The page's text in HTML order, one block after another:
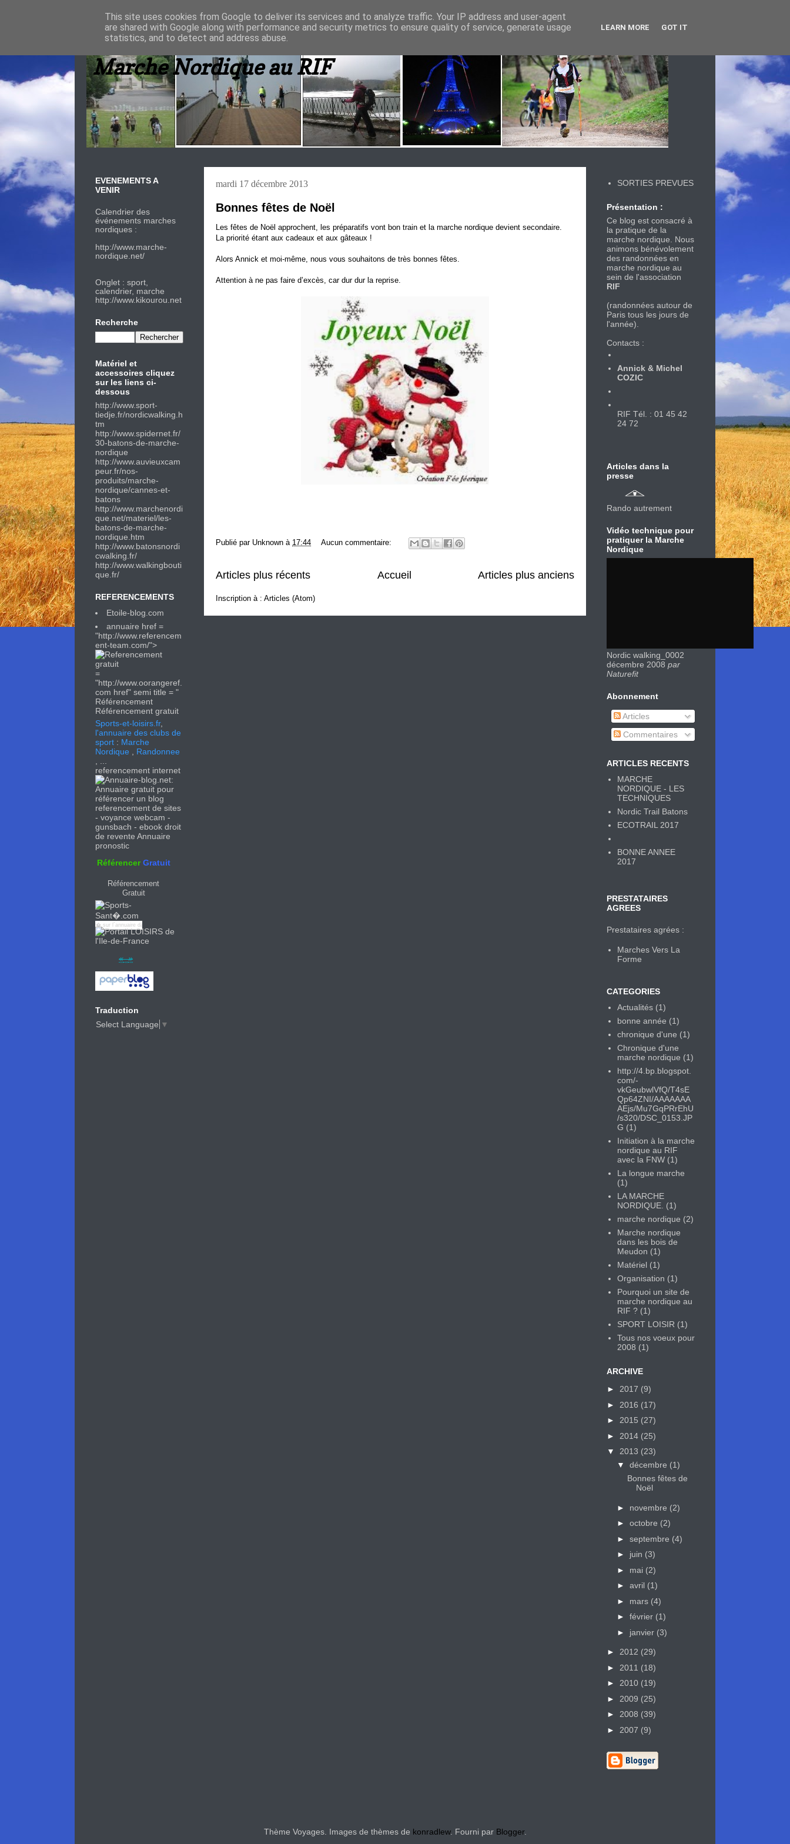
Marche Nordique au RIF
mardi 17 décembre 2013
Bonnes fêtes de Noël
Les fêtes de Noël approchent, les préparatifs vont bon train et la marche nordique devient secondaire.
La priorité étant aux cadeaux et aux gâteaux !
Alors Annick et moi-même, nous vous souhaitons de très bonnes fêtes.
Attention à ne pas faire d’excès, car dur dur la reprise.
Publié par Unknown à 17:44 Aucun commentaire:
Articles plus récents Articles plus anciens
Accueil
Inscription à : Articles (Atom)
EVENEMENTS A
VENIR
Calendrier des
événements marches
nordiques :
http://www.marche-
nordique.net/
Onglet : sport,
calendrier, marche
http://www.kikourou.net
Recherche
Matériel et
accessoires cliquez
sur les liens ci-
dessous
http://www.sport-
tiedje.fr/nordicwalking.h
tm
http://www.spidernet.fr/
30-batons-de-marche-
nordique
http://www.auvieuxcam
peur.fr/nos-
produits/marche-
nordique/cannes-et-
batons
http://www.marchenordi
que.net/materiel/les-
batons-de-marche-
nordique.htm
http://www.batonsnordi
cwalking.fr/
http://www.walkingbouti
que.fr/
REFERENCEMENTS
Etoile-blog.com
annuaire href =
"http://www.referencem
ent-team.com/">
=
"http://www.oorangeref.
com href" semi title = "
Référencement
Référencement gratuit
Sports-et-loisirs.fr,
l'annuaire des clubs de
sport : Marche
Nordique
Randonnee
referencement internet
referencement de sites
- voyance webcam -
gunsbach - ebook droit
de revente Annuaire
pronostic
Référencer Gratuit
Référencement
Gratuit
Ce site est enregistr� sur l´annuaire dans la cat�gorie >
Traduction
Select Language ▼
SORTIES PREVUES
Présentation :
Ce blog est consacré à
la pratique de la
marche nordique. Nous
animons bénévolement
des randonnées en
marche nordique au
sein de l'association
RIF
(randonnées autour de
Paris tous les jours de
l'année).
Contacts :
Annick & Michel
COZIC
RIF Tél. : 01 45 42
24 72
Articles dans la
presse
Rando autrement
Vidéo technique pour
pratiquer la Marche
Nordique
Nordic walking_0002
décembre 2008 par
Naturefit
Abonnement
Articles
Commentaires
ARTICLES RECENTS
MARCHE
NORDIQUE - LES
TECHNIQUES
Nordic Trail Batons
ECOTRAIL 2017
BONNE ANNEE
2017
PRESTATAIRES
AGREES
Prestataires agrées :
Marches Vers La
Forme
CATEGORIES
Actualités (1)
bonne année (1)
chronique d'une (1)
Chronique d'une
marche nordique (1)
http://4.bp.blogspot.
com/-
vkGeubwlVfQ/T4sE
Qp64ZNI/AAAAAAA
AEjs/Mu7GqPRrEhU
/s320/DSC_0153.JP
G (1)
Initiation à la marche
nordique au RIF
avec la FNW (1)
La longue marche
(1)
LA MARCHE
NORDIQUE. (1)
marche nordique (2)
Marche nordique
dans les bois de
Meudon (1)
Matériel (1)
Organisation (1)
Pourquoi un site de
marche nordique au
RIF ? (1)
SPORT LOISIR (1)
Tous nos voeux pour
2008 (1)
ARCHIVE
► 2017 (9)
► 2016 (17)
► 2015 (27)
► 2014 (25)
▼ 2013 (23)
▼ décembre (1)
Bonnes fêtes de
Noël
► novembre (2)
► octobre (2)
► septembre (4)
► juin (3)
► mai (2)
► avril (1)
► mars (4)
► février (1)
► janvier (3)
► 2012 (29)
► 2011 (18)
► 2010 (19)
► 2009 (25)
► 2008 (39)
► 2007 (9)
Thème Voyages. Images de thèmes de konradlew. Fourni par Blogger.
This site uses cookies from Google to deliver its services and to analyze traffic. Your IP address and user-agent
are shared with Google along with performance and security metrics to ensure quality of service, generate usage
statistics, and to detect and address abuse.
LEARN MORE GOT IT